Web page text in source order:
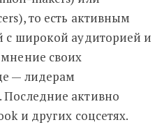
то есть активным
с широкой аудиторией и
своих
— лидерам
активно
и других соцсетях.